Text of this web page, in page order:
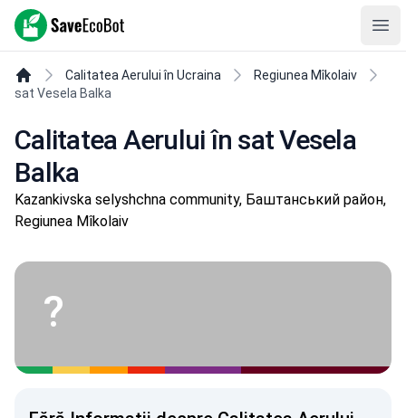
SaveEcoBot
Calitatea Aerului în Ucraina
Regiunea Mîkolaiv
sat Vesela Balka
Calitatea Aerului în sat Vesela
Balka
Kazankivska selyshchna community, Баштанський район,
Regiunea Mîkolaiv
?